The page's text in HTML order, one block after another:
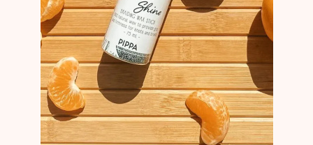
SHOWROOM
WEBSHOP